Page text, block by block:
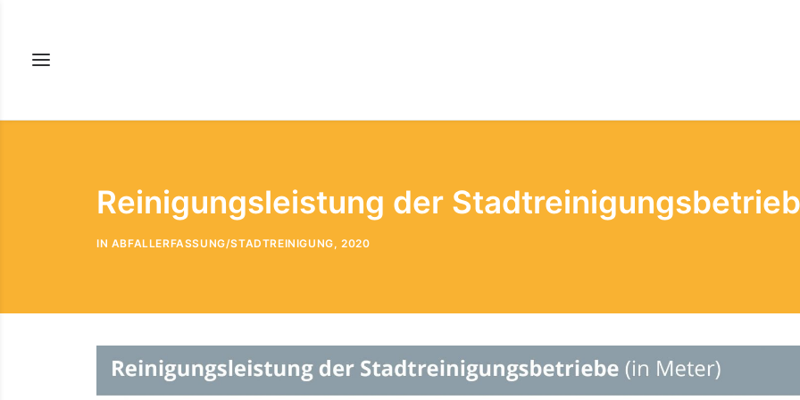
Reinigungsleistung der
IN ABFALLERFASSUNG/STADTREINIGUNG,2020